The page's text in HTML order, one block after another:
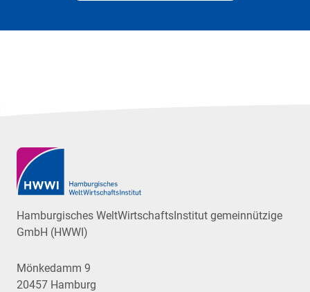
Hamburgisches WeltWirtschaftsInstitut gemeinnützige
GmbH (HWWI)
Mönkedamm 9
20457 Hamburg